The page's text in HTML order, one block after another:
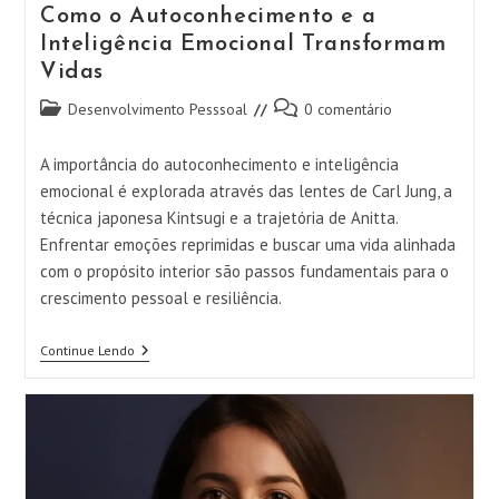
Como o Autoconhecimento e a
Inteligência Emocional Transformam
Vidas
Categoria
post:
Desenvolvimento Pesssoal
Comentários
post:
0 comentário
A importância do autoconhecimento e inteligência
emocional é explorada através das lentes de Carl Jung, a
técnica japonesa Kintsugi e a trajetória de Anitta.
Enfrentar emoções reprimidas e buscar uma vida alinhada
com o propósito interior são passos fundamentais para o
crescimento pessoal e resiliência.
Continue LendoComo
O
Inteligência
Emocional
Transformam
Vidas
Foco
E
A
Estratégias
O
Controle
Da
Mente
Como Construir Confiança para
Alcançar Alta Performance e Tomar